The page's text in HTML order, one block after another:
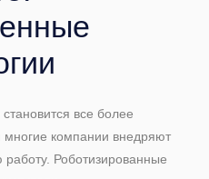
все более
многие компании внедряют
Роботизированные